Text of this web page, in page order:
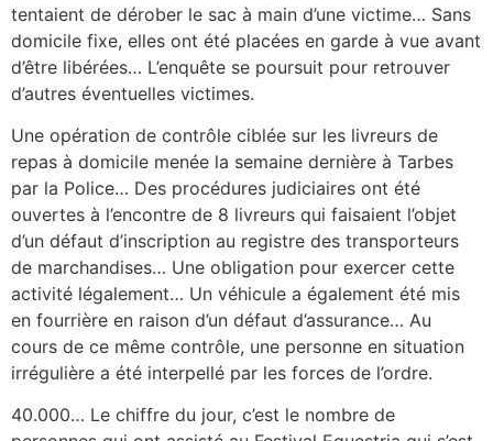
tentaient de dérober le sac à main d’une victime… Sans
domicile fixe, elles ont été placées en garde à vue avant
d’être libérées… L’enquête se poursuit pour retrouver
d’autres éventuelles victimes.
Une opération de contrôle ciblée sur les livreurs de
repas à domicile menée la semaine dernière à Tarbes
par la Police… Des procédures judiciaires ont été
ouvertes à l’encontre de 8 livreurs qui faisaient l’objet
d’un défaut d’inscription au registre des transporteurs
de marchandises… Une obligation pour exercer cette
activité légalement… Un véhicule a également été mis
en fourrière en raison d’un défaut d’assurance… Au
cours de ce même contrôle, une personne en situation
irrégulière a été interpellé par les forces de l’ordre.
40.000… Le chiffre du jour, c’est le nombre de